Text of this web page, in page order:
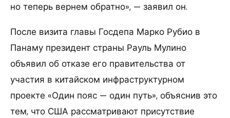
но теперь вернем обратно», — заявил он.
После визита главы Госдепа Марко Рубио в
Панаму президент страны Рауль Мулино
объявил об отказе его правительства от
участия в китайском инфраструктурном
проекте «Один пояс — один путь», объяснив это
тем, что США рассматривают присутствие